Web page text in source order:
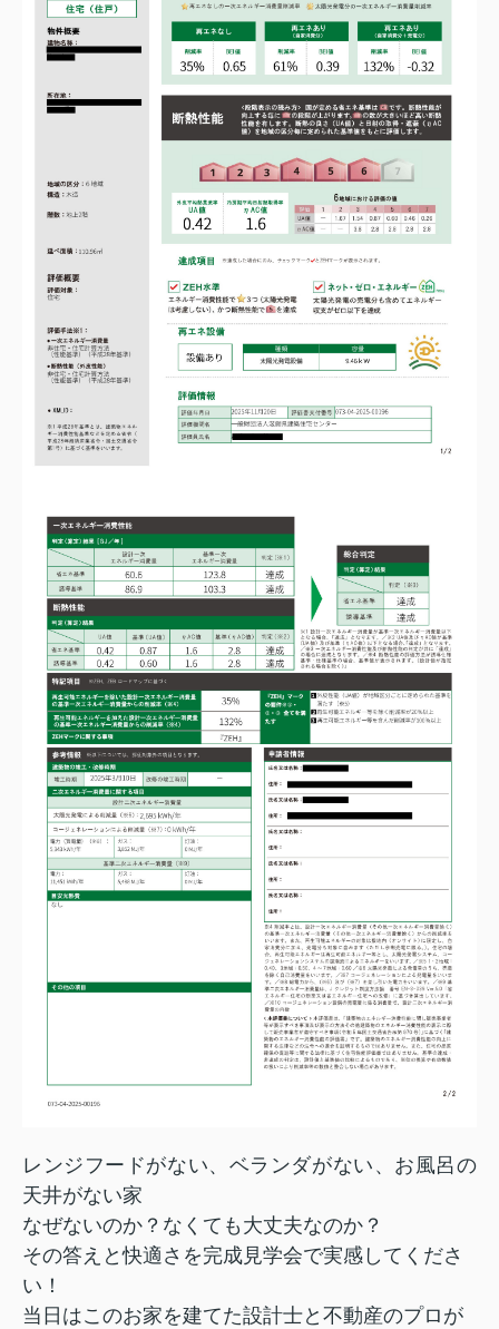
レンジフードがない、ベランダがない、お風呂の
天井がない家
なぜないのか？なくても大丈夫なのか？
その答えと快適さを完成見学会で実感してくださ
い！
当日はこのお家を建てた設計士と不動産のプロが